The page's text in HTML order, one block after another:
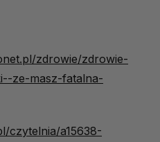
zdrowie/zdrowie-
ze-masz-fatalna-
czytelnia/a15638-